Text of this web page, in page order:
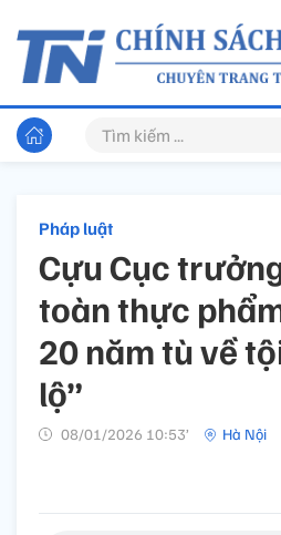
Pháp luật
Cựu Cục
toàn thực
20 năm tù về
lộ”
08/01/2026 10:53’ Hà Nội